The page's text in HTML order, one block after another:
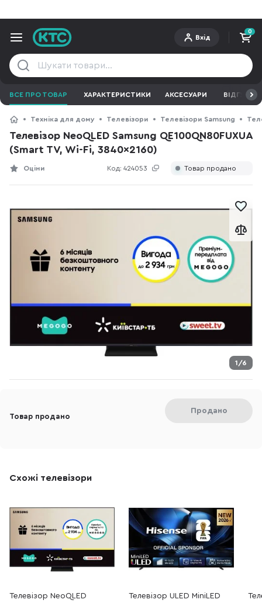
Вхід
0
ВСЕ ПРО ТОВАР ХАРАКТЕРИСТИКИ АКСЕСУАРИ ВІДГУКИ
Техніка для дому Телевізори Телевізори Samsung
Телевізор NeoQLED Samsung QE100QN80FUXUA
(Smart TV, Wi-Fi, 3840x2160)
Код: 424053
Оціни Товар продано
1/6
Товар продано
Продано
Схожі телевізори
Телевізор NeoQLED
Телевізор ULED MiniLED